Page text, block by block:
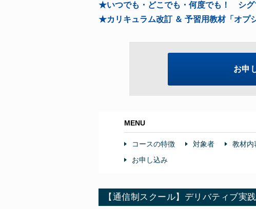
★いつでも・どこでも・何度でも！ シグ
★カリキュラム改訂 ＆ 予習用教材「オプ
お申
MENU
コースの特徴 対象者 教材内
お申し込み
【通信制スクール】デリバティブ実